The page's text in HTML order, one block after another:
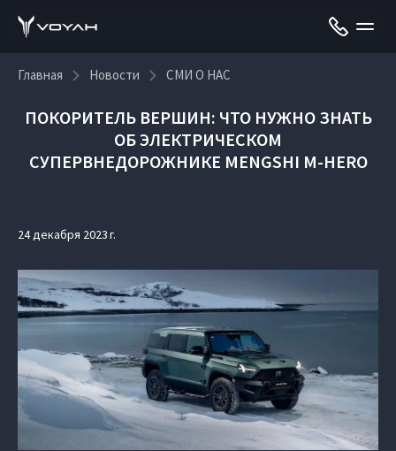
Главная Новости СМИ О НАС
ПОКОРИТЕЛЬ ВЕРШИН: ЧТО НУЖНО ЗНАТЬ
ОБ ЭЛЕКТРИЧЕСКОМ
СУПЕРВНЕДОРОЖНИКЕ MENGSHI M-HERO
24 декабря 2023 г.